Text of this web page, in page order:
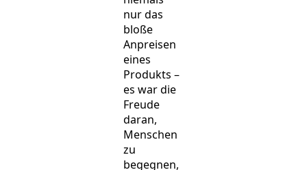
nur das
bloße
Anpreisen
eines
Produkts –
es war die
Freude
daran,
Menschen
zu
begegnen,